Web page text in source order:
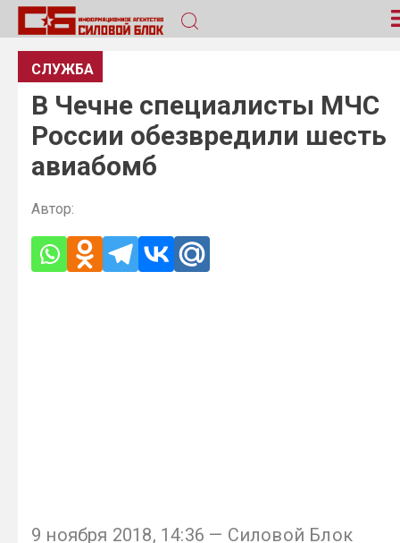
СЛУЖБА
В Чечне специалисты МЧС
России обезвредили шесть
авиабомб
Автор:
9 ноября 2018, 14:36 — Силовой Блок